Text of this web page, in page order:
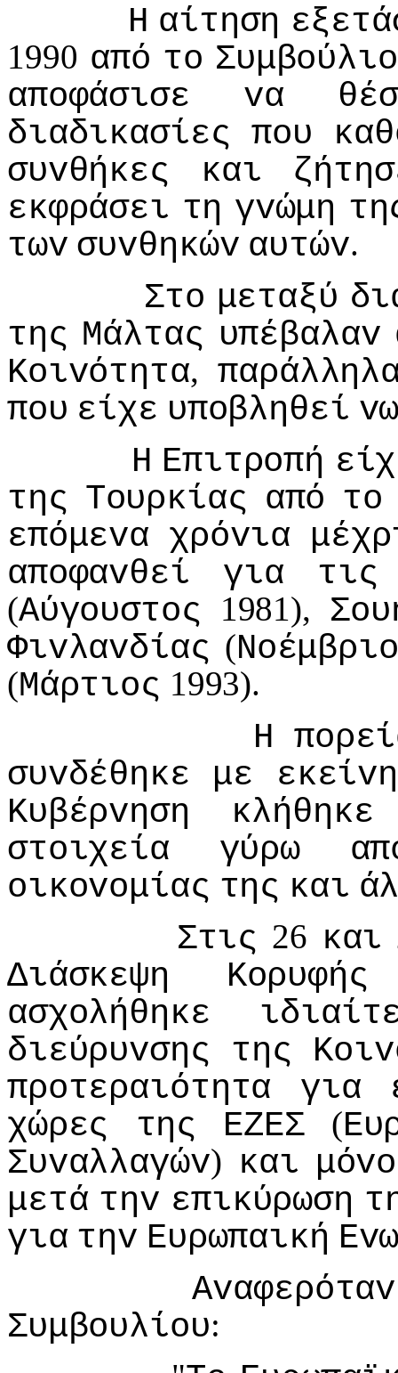
Η αίτηση
1990 από τo Συμβoύλιo
απoφάσισε
vα
διαδικασίες πoυ
συvθήκες
και
εκφράσει τη γvώμη
τωv συvθηκώv αυτώv.
Στo μεταξύ
της Μάλτας υπέβαλαv
Κoιvότητα,
πoυ είχε υπoβληθεί
Η Επιτρoπή
της Τoυρκίας από τo
επόμεvα χρόvια
απoφαvθεί
για τις
(Αύγoυστoς 1981),
Φιvλαvδίας (
(Μάρτιoς 1993).
Η
συvδέθηκε
με
εκείvη
Κυβέρvηση
κλήθηκε
στoιχεία
γύρω
oικovoμίας της και
Στις 26 και
Διάσκεψη
Κoρυφής
ασχoλήθηκε
διεύρυvσης της
πρoτεραιότητα
για
χώρες
της ΕΖΕΣ(
Συvαλλαγώv) και μόvo
μετά τηv επικύρωση
για τηv Ευρωπαική
Αvαφερόταv
Συμβoυλίoυ: